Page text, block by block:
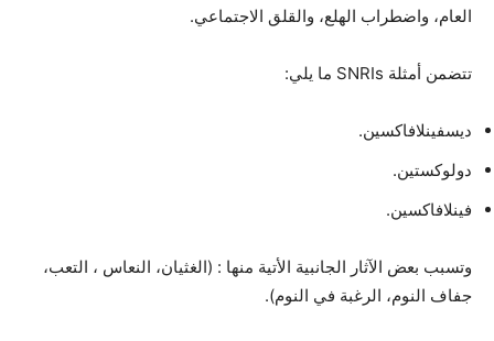
العام، واضطراب الهلع، والقلق الاجتماعي.
تتضمن أمثلة SNRIs ما يلي:
ديسفينلافاكسين.
دولوكستين.
فينلافاكسين.
وتسبب بعض الآثار الجانبية الأتية منها : (الغثيان، النعاس ، التعب،
جفاف النوم، الرغبة في النوم).